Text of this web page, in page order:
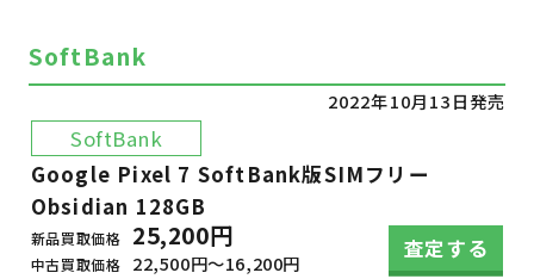
SoftBank
2022年10月13日発売
SoftBank
Google Pixel 7 SoftBank版SIMフリー
Obsidian 128GB
新品買取価格 25,200円
中古買取価格 22,500円～16,200円
査定する